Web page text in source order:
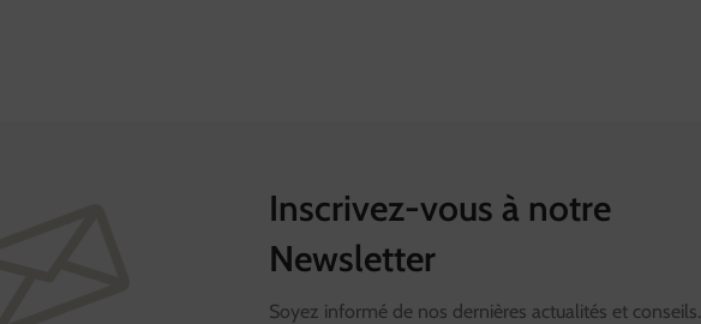
Inscrivez-vous à notre
Newsletter
Soyez informé de nos dernières actualités et conseils.